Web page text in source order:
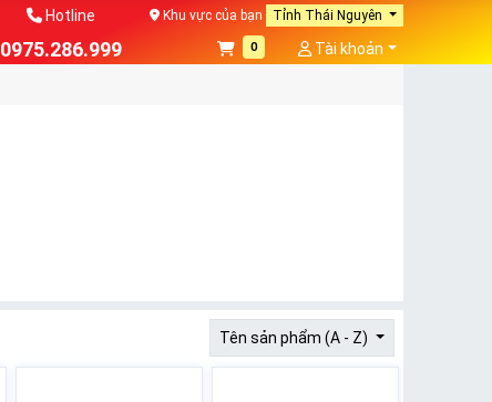
Hotline
0975.286.999
Khu vực của bạn Tỉnh Thái Nguyên
0 Tài khoản
Tên sản phẩm (A - Z)